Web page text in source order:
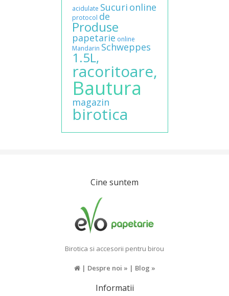
acidulate Sucuri online
protocol de
Produse
papetarie online
Mandarin Schweppes
1.5L,
racoritoare,
Bautura
magazin
birotica
Cine suntem
Birotica si accesorii pentru birou
| Despre noi » | Blog »
Informatii